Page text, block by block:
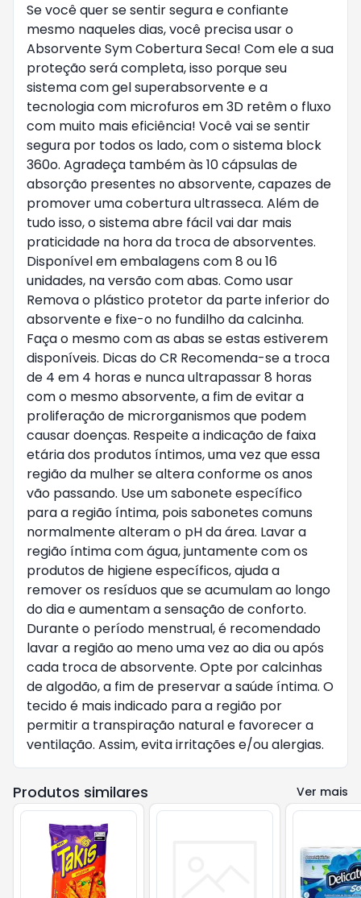
Se você quer se sentir segura e confiante
mesmo naqueles dias, você precisa usar o
Absorvente Sym Cobertura Seca! Com ele a sua
proteção será completa, isso porque seu
sistema com gel superabsorvente e a
tecnologia com microfuros em 3D retêm o fluxo
com muito mais eficiência! Você vai se sentir
segura por todos os lado, com o sistema block
360o. Agradeça também às 10 cápsulas de
absorção presentes no absorvente, capazes de
promover uma cobertura ultrasseca. Além de
tudo isso, o sistema abre fácil vai dar mais
praticidade na hora da troca de absorventes.
Disponível em embalagens com 8 ou 16
unidades, na versão com abas. Como usar
Remova o plástico protetor da parte inferior do
absorvente e fixe-o no fundilho da calcinha.
Faça o mesmo com as abas se estas estiverem
disponíveis. Dicas do CR Recomenda-se a troca
de 4 em 4 horas e nunca ultrapassar 8 horas
com o mesmo absorvente, a fim de evitar a
proliferação de microrganismos que podem
causar doenças. Respeite a indicação de faixa
etária dos produtos íntimos, uma vez que essa
região da mulher se altera conforme os anos
vão passando. Use um sabonete específico
para a região íntima, pois sabonetes comuns
normalmente alteram o pH da área. Lavar a
região íntima com água, juntamente com os
produtos de higiene específicos, ajuda a
remover os resíduos que se acumulam ao longo
do dia e aumentam a sensação de conforto.
Durante o período menstrual, é recomendado
lavar a região ao meno uma vez ao dia ou após
cada troca de absorvente. Opte por calcinhas
de algodão, a fim de preservar a saúde íntima. O
tecido é mais indicado para a região por
permitir a transpiração natural e favorecer a
ventilação. Assim, evita irritações e/ou alergias.
Produtos similares Ver mais